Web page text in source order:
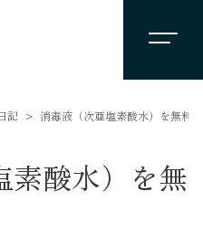
記 消毒液（次亜塩素酸水）を無料
素酸水）を無